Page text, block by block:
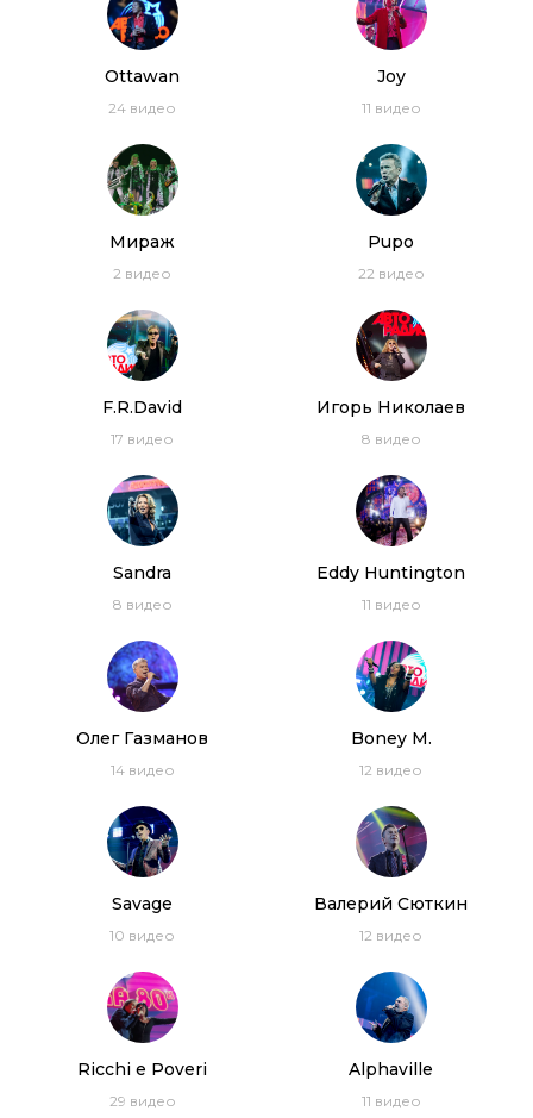
Ottawan
24 видео
Joy
11 видео
Мираж
2 видео
Pupo
22 видео
F.R.David
17 видео
Игорь Николаев
8 видео
Sandra
8 видео
Eddy Huntington
11 видео
Олег Газманов
14видео
Boney M.
12 видео
Savage
10 видео
Валерий Сюткин
12 видео
Ricchi e Poveri
29 видео
Alphaville
11 видео